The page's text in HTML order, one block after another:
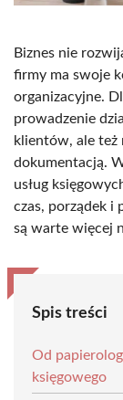
Biznes nie
firmy ma swoje
organizacyjne.
prowadzenie
klientów, ale też
dokumentacją.
usług
czas, porządek i
są warte więcej
Spis treści
Od
księgowego